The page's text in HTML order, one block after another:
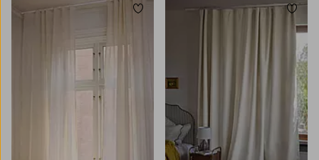
Zu Favoriten hinzufügen Zu